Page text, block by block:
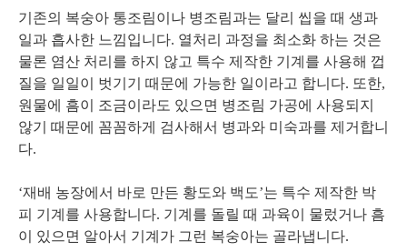
기존의 복숭아 통조림이나 병조림과는 달리 씹을 때 생과
일과 흡사한 느낌입니다. 열처리 과정을 최소화 하는 것은
물론 염산 처리를 하지 않고 특수 제작한 기계를 사용해 껍
질을 일일이 벗기기 때문에 가능한 일이라고 합니다. 또한,
원물에 흠이 조금이라도 있으면 병조림 가공에 사용되지
않기 때문에 꼼꼼하게 검사해서 병과와 미숙과를 제거합니
다.
‘재배 농장에서 바로 만든 황도와 백도’는 특수 제작한 박
피 기계를 사용합니다. 기계를 돌릴 때 과육이 물렀거나 흠
이 있으면 알아서 기계가 그런 복숭아는 골라냅니다.